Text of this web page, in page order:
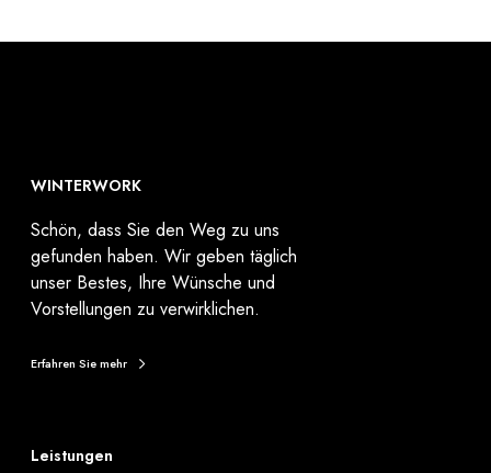
WINTERWORK
Schön, dass Sie den Weg zu uns
gefunden haben. Wir geben täglich
unser Bestes, Ihre Wünsche und
Vorstellungen zu verwirklichen.
Erfahren Sie mehr
Leistungen